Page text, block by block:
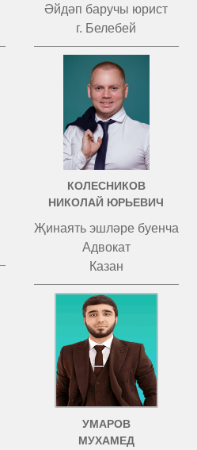
Әйдәп баручы юрист
г. Белебей
КОЛЕСНИКОВ
НИКОЛАЙ ЮРЬЕВИЧ
Җинаять эшләре буенча
Адвокат
Казан
УМАРОВ
МУХАМЕД